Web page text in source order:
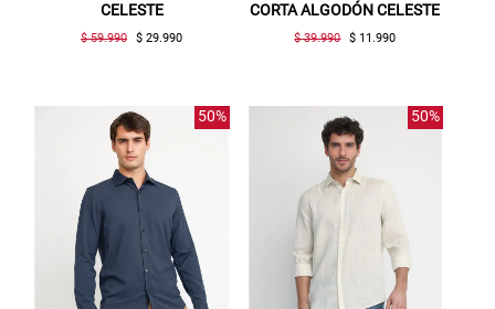
CELESTE
$ 59.990 $ 29.990
CORTA ALGODÓN CELESTE
$ 39.990 $ 11.990
50% 50%